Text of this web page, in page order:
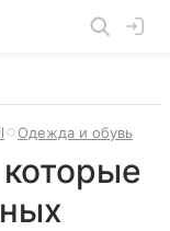
Одежда и обувь